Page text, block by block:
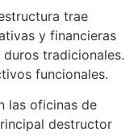
trae
y financieras
tradicionales.
funcionales.
las oficinas de
destructor